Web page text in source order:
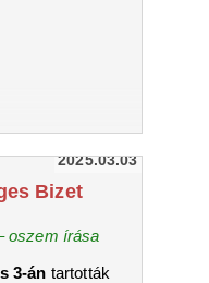
2025.03.03
Bizet
oszem írása
3-án tartották